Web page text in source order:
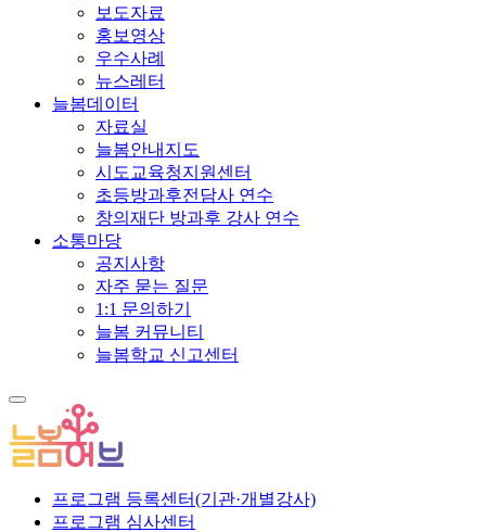
보도자료
홍보영상
우수사례
뉴스레터
늘봄데이터
자료실
늘봄안내지도
시도교육청지원센터
초등방과후전담사 연수
창의재단 방과후 강사 연수
소통마당
공지사항
자주 묻는 질문
1:1 문의하기
늘봄 커뮤니티
늘봄학교 신고센터
프로그램 등록센터(기관·개별강사)
프로그램 심사센터